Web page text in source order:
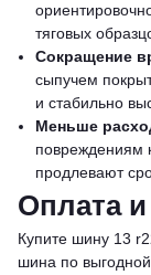
тяговых
Сокращение
сыпучем
и стабильно
Меньше
повреждениям
продлевают
Оплата
Купите шину 13
шина по